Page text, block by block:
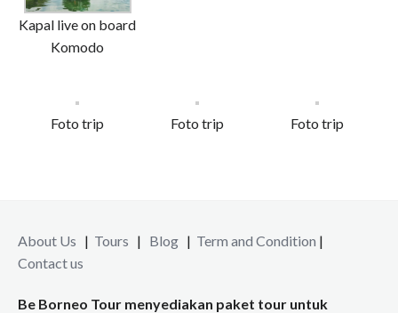
Kapal live on board
Komodo
Foto trip Foto trip Foto trip
About Us | Tours | Blog | Term and Condition |
Contact us
Be Borneo Tour menyediakan paket tour untuk